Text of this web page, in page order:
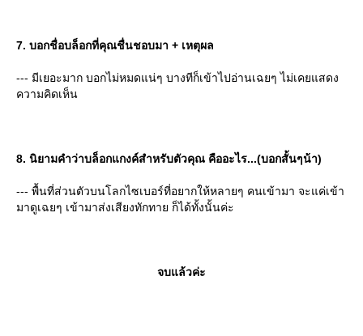
7. บอกชื่อบล็อกที่คุณชื่นชอบมา + เหตุผล
--- มีเยอะมาก บอกไม่หมดแน่ๆ บางทีก็เข้าไปอ่านเฉยๆ ไม่เคยแสดง
ความคิดเห็น
8. นิยามคำว่าบล็อกแกงค์สำหรับตัวคุณ คืออะไร...(บอกสั้นๆน้า)
--- พื้นที่ส่วนตัวบนโลกไซเบอร์ที่อยากให้หลายๆ คนเข้ามา จะแค่เข้า
มาดูเฉยๆ เข้ามาส่งเสียงทักทาย ก็ได้ทั้งนั้นค่ะ
จบแล้วค่ะ